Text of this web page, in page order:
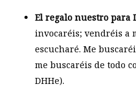
El regalo nuestro para
invocaréis; vendréis a
escucharé. Me
me buscaréis de todo
DHHe).